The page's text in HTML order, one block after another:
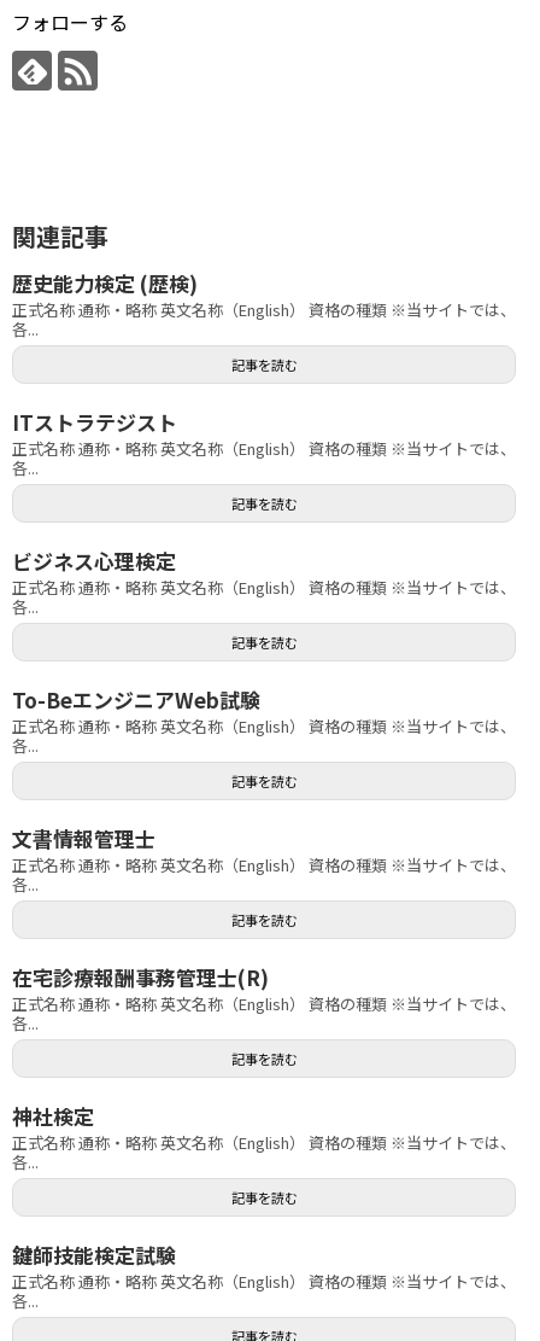
フォローする
関連記事
歴史能力検定 (歴検)
正式名称 通称・略称 英文名称（English） 資格の種類 ※当サイトでは、
各...
記事を読む
ITストラテジスト
正式名称 通称・略称 英文名称（English） 資格の種類 ※当サイトでは、
各...
記事を読む
ビジネス心理検定
正式名称 通称・略称 英文名称（English） 資格の種類 ※当サイトでは、
各...
記事を読む
To-BeエンジニアWeb試験
正式名称 通称・略称 英文名称（English） 資格の種類 ※当サイトでは、
各...
記事を読む
文書情報管理士
正式名称 通称・略称 英文名称（English） 資格の種類 ※当サイトでは、
各...
記事を読む
在宅診療報酬事務管理士(R)
正式名称 通称・略称 英文名称（English） 資格の種類 ※当サイトでは、
各...
記事を読む
神社検定
正式名称 通称・略称 英文名称（English） 資格の種類 ※当サイトでは、
各...
記事を読む
鍵師技能検定試験
正式名称 通称・略称 英文名称（English） 資格の種類 ※当サイトでは、
各...
記事を読む